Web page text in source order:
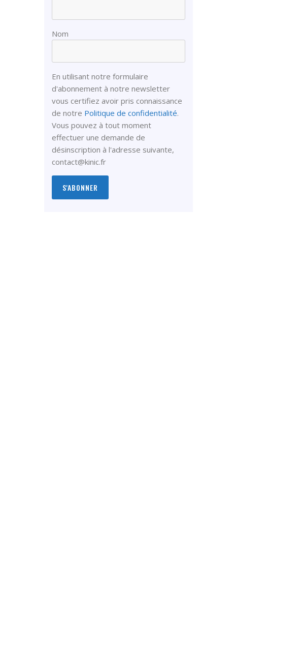
Nom
En utilisant notre formulaire
d'abonnement à notre newsletter
vous certifiez avoir pris connaissance
de notre Politique de confidentialité.
Vous pouvez à tout moment
effectuer une demande de
désinscription à l'adresse suivante,
contact@kinic.fr